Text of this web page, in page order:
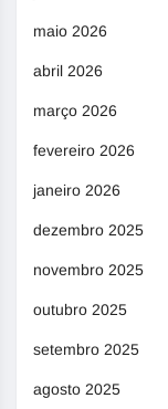
maio 2026
abril 2026
março 2026
fevereiro 2026
janeiro 2026
dezembro 2025
novembro 2025
outubro 2025
setembro 2025
agosto 2025